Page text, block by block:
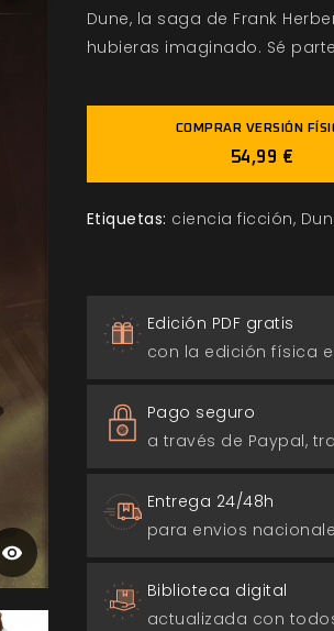
Dune, la saga de Frank
hubieras imaginado. Sé
COMPRAR VERSIÓN
54,99 €
Etiquetas: ciencia ficción
Edición PDF gratis
con la edición física
Pago seguro
a través de Paypal,
Entrega 24/48h
para envios
Biblioteca digital
actualizada con